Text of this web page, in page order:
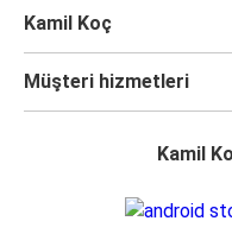
Kamil Koç
Müşteri hizmetleri
Kamil